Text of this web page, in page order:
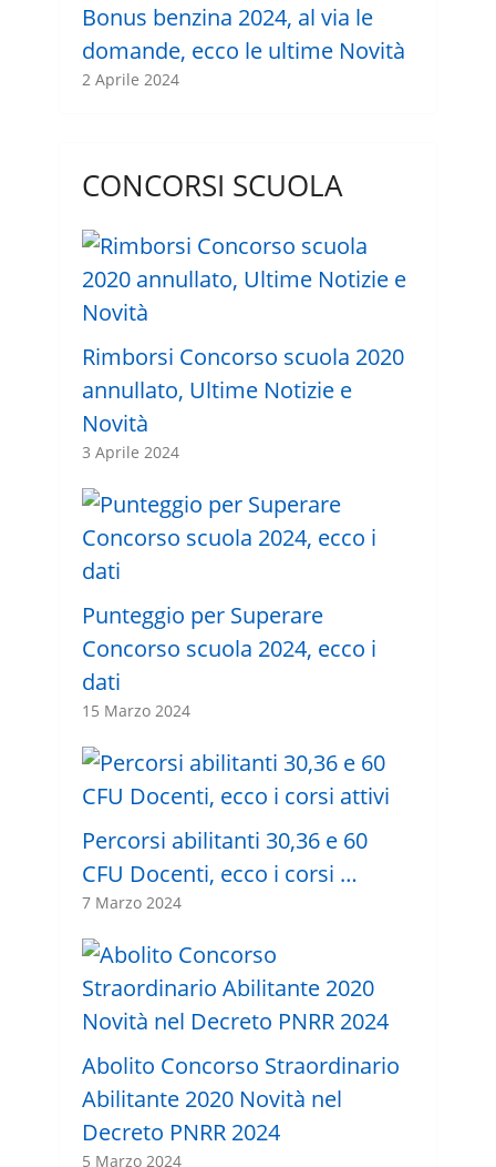
Bonus benzina 2024, al via le
domande, ecco le ultime Novità
2 Aprile 2024
CONCORSI SCUOLA
Rimborsi Concorso scuola 2020
annullato, Ultime Notizie e
Novità
3 Aprile 2024
Punteggio per Superare
Concorso scuola 2024, ecco i
dati
15 Marzo 2024
Percorsi abilitanti 30,36 e 60
CFU Docenti, ecco i corsi …
7 Marzo 2024
Abolito Concorso Straordinario
Abilitante 2020 Novità nel
Decreto PNRR 2024
5 Marzo 2024